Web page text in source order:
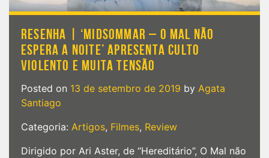
RESENHA | ‘MIDSOMMAR – O MAL NÃO
ESPERA A NOITE’ APRESENTA CULTO
VIOLENTO E MUITA TENSÃO
Posted on 13 de setembro de 2019 by Agata
Santiago
Categoria: Artigos, Filmes, Review
Dirigido por Ari Aster, de “Hereditário”, O Mal não